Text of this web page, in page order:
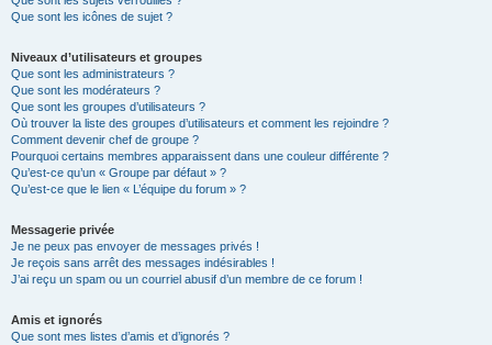
Que sont les icônes de sujet ?
Niveaux d’utilisateurs et groupes
Que sont les administrateurs ?
Que sont les modérateurs ?
Que sont les groupes d’utilisateurs ?
Où trouver la liste des groupes d’utilisateurs et comment les rejoindre ?
Comment devenir chef de groupe ?
Pourquoi certains membres apparaissent dans une couleur différente ?
Qu’est-ce qu’un « Groupe par défaut » ?
Qu’est-ce que le lien « L’équipe du forum » ?
Messagerie privée
Je ne peux pas envoyer de messages privés !
Je reçois sans arrêt des messages indésirables !
J’ai reçu un spam ou un courriel abusif d’un membre de ce forum !
Amis et ignorés
Que sont mes listes d’amis et d’ignorés ?